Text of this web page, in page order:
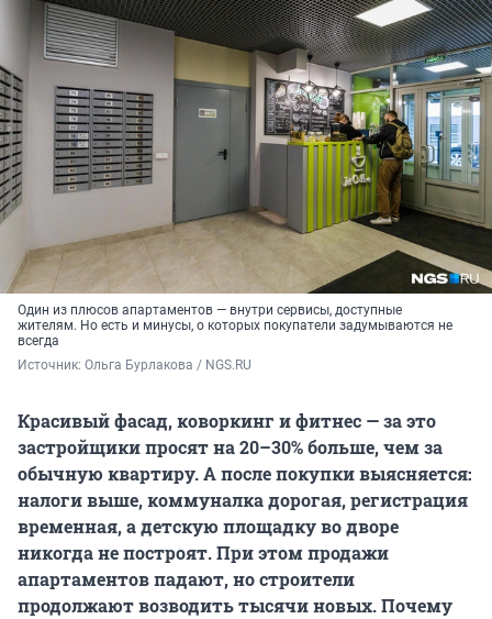
Один из плюсов апартаментов — внутри сервисы, доступные
жителям. Но есть и минусы, о которых покупатели задумываются не
всегда
Источник: Ольга Бурлакова / NGS.RU
Красивый фасад, коворкинг и фитнес — за это
застройщики просят на 20–30% больше, чем за
обычную квартиру. А после покупки выясняется:
налоги выше, коммуналка дорогая, регистрация
временная, а детскую площадку во дворе
никогда не построят. При этом продажи
апартаментов падают, но строители
продолжают возводить тысячи новых. Почему